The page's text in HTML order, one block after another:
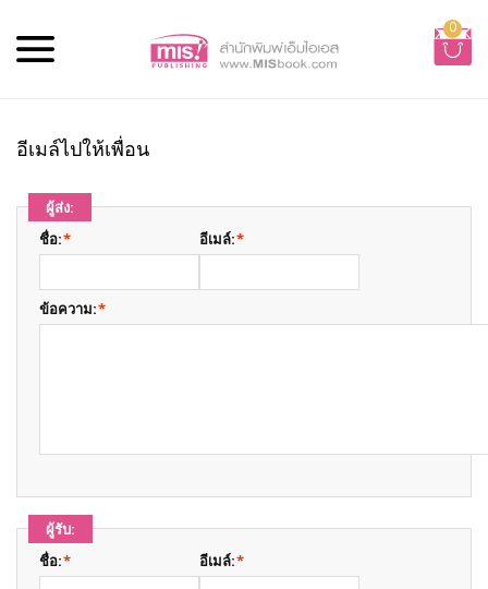
0
อีเมล์ไปให้เพื่อน
ผู้ส่ง:
*
ชื่อ: *
อีเมล์:
*
ข้อความ:
ผู้รับ:
*
ชื่อ: *
อีเมล์: